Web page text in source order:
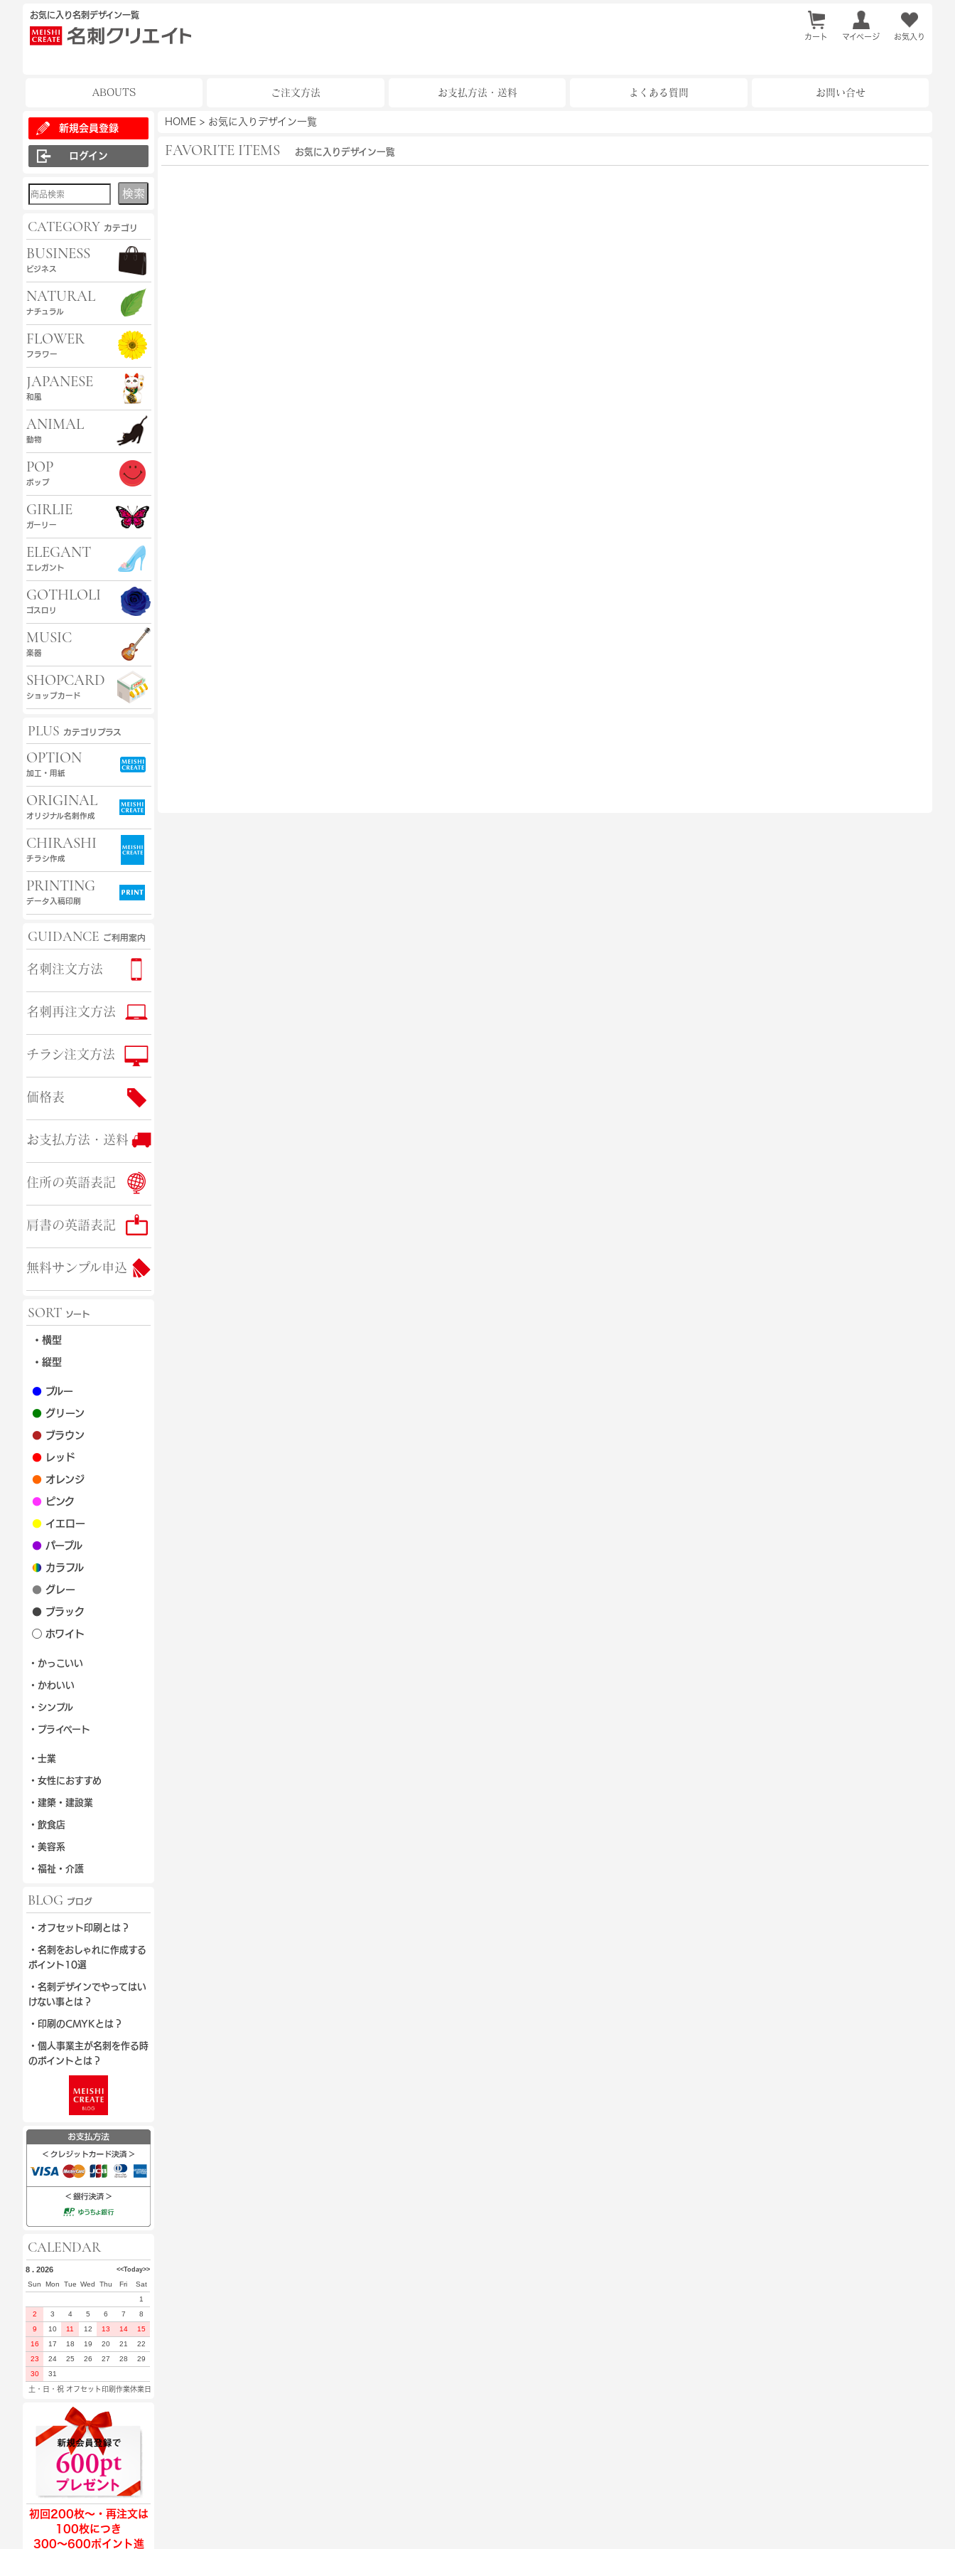
お気入り
マイページ
カート
お気に入り名刺デザイン一覧
ABOUTS ご注文方法 お支払方法・送料 よくある質問 お問い合せ
新規会員登録
ログイン
検索
CATEGORY カテゴリ
BUSINESS
ビジネス
NATURAL
ナチュラル
FLOWER
フラワー
JAPANESE
和風
ANIMAL
動物
POP
ポップ
GIRLIE
ガーリー
ELEGANT
エレガント
GOTHLOLI
ゴスロリ
MUSIC
楽器
SHOPCARD
ショップカード
PLUS カテゴリプラス
OPTION
加工・用紙
ORIGINAL
オリジナル名刺作成
CHIRASHI
チラシ作成
PRINTING
データ入稿印刷
GUIDANCE ご利用案内
名刺注文方法
名刺再注文方法
チラシ注文方法
価格表
お支払方法・送料
住所の英語表記
肩書の英語表記
無料サンプル申込
SORT ソート
・横型
・縦型
● ブルー
● グリーン
● ブラウン
● レッド
● オレンジ
● ピンク
● イエロー
● パープル
● カラフル
● グレー
● ブラック
◯ ホワイト
・かっこいい
・かわいい
・シンプル
・プライベート
・士業
・女性におすすめ
・建築・建設業
・飲食店
・美容系
・福祉・介護
BLOG ブログ
・オフセット印刷とは？
・名刺をおしゃれに作成する
ポイント10選
・名刺デザインでやってはい
けない事とは？
・印刷のCMYKとは？
・個人事業主が名刺を作る時
のポイントとは？
CALENDAR
>>
Today
<<
8 . 2026
Sun Mon Tue Wed Thu Fri
Sat
1
2
3 4 5 6 7
8
9
10 11 12 13 14
15
16
17 18 19 20 21
22
23
24 25 26 27 28
29
30
31
土・日・祝 オフセット印刷作業休業日
初回200枚〜・再注文は
100枚につき
300〜600ポイント進
HOME > お気に入りデザイン一覧
FAVORITE ITEMS お気に入りデザイン一覧